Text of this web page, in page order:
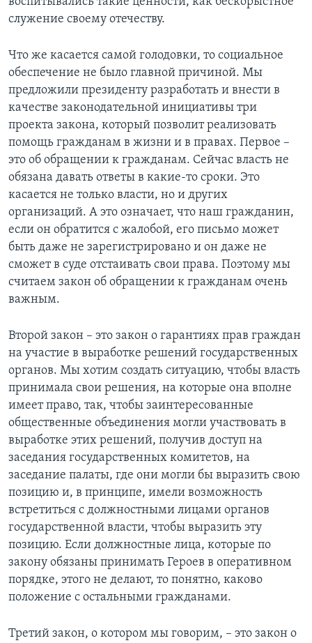
служение своему отечеству.
Что же касается самой голодовки, то социальное
обеспечение не было главной причиной. Мы
предложили президенту разработать и внести в
качестве законодательной инициативы три
проекта закона, который позволит реализовать
помощь гражданам в жизни и в правах. Первое –
это об обращении к гражданам. Сейчас власть не
обязана давать ответы в какие-то сроки. Это
касается не только власти, но и других
организаций. А это означает, что наш гражданин,
если он обратится с жалобой, его письмо может
быть даже не зарегистрировано и он даже не
сможет в суде отстаивать свои права. Поэтому мы
считаем закон об обращении к гражданам очень
важным.
Второй закон – это закон о гарантиях прав граждан
на участие в выработке решений государственных
органов. Мы хотим создать ситуацию, чтобы власть
принимала свои решения, на которые она вполне
имеет право, так, чтобы заинтересованные
общественные объединения могли участвовать в
выработке этих решений, получив доступ на
заседания государственных комитетов, на
заседание палаты, где они могли бы выразить свою
позицию и, в принципе, имели возможность
встретиться с должностными лицами органов
государственной власти, чтобы выразить эту
позицию. Если должностные лица, которые по
закону обязаны принимать Героев в оперативном
порядке, этого не делают, то понятно, каково
положение с остальными гражданами.
Третий закон, о котором мы говорим, – это закон о